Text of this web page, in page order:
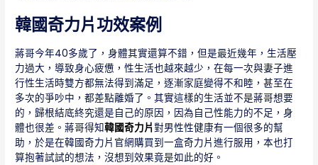
韓國奇力片功效案例
蔣哥今年40多歲了，身體其實還算不錯，但是最近幾年，生活壓
力過大，導致身心疲憊，性生活也越來越少，在每一次與妻子進
行性生活時雙方都無法得到滿足，逐漸家庭變得不和睦，甚至在
多次的爭吵中，都差點離婚了。其實這樣的生活並不是蔣哥想要
的，歸根結底終究還是自己的原因，因為自己性能力的不足，身
體也很差。蔣哥得知韓國奇力片對男性性健康有一個很多的幫
助，於是在韓國奇力片官網購買到一盒奇力片進行服用，本也打
算抱著試試的想法，沒想到效果竟是如此的好。